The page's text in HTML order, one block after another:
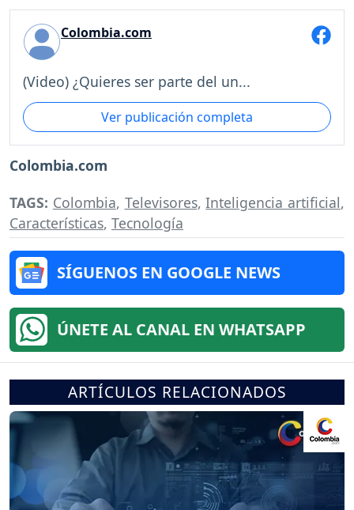
Colombia.com
(Video) ¿Quieres ser parte del un...
Ver publicación completa
Colombia.com
TAGS: Colombia, Televisores,Inteligencia artificial,
Características, Tecnología
SÍGUENOS EN GOOGLE NEWS
ÚNETE AL CANAL EN WHATSAPP
ARTÍCULOS RELACIONADOS